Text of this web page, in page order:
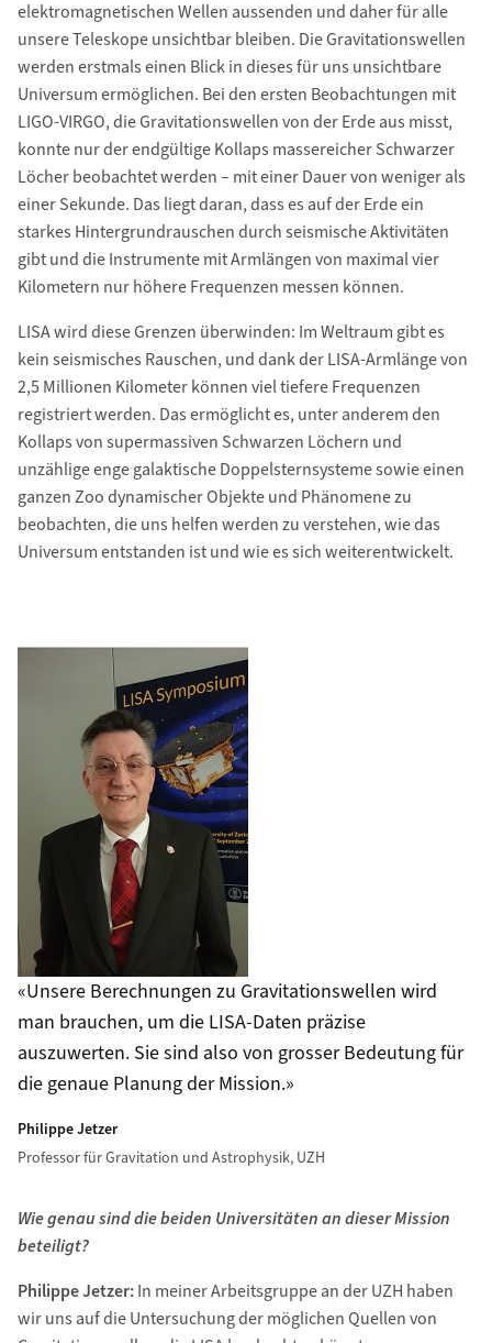
elektromagnetischen Wellen aussenden und daher für alle
unsere Teleskope unsichtbar bleiben. Die Gravitationswellen
werden erstmals einen Blick in dieses für uns unsichtbare
Universum ermöglichen. Bei den ersten Beobachtungen mit
LIGO-VIRGO, die Gravitationswellen von der Erde aus misst,
konnte nur der endgültige Kollaps massereicher Schwarzer
Löcher beobachtet werden – mit einer Dauer von weniger als
einer Sekunde. Das liegt daran, dass es auf der Erde ein
starkes Hintergrundrauschen durch seismische Aktivitäten
gibt und die Instrumente mit Armlängen von maximal vier
Kilometern nur höhere Frequenzen messen können.
LISA wird diese Grenzen überwinden: Im Weltraum gibt es
kein seismisches Rauschen, und dank der LISA-Armlänge von
2,5 Millionen Kilometer können viel tiefere Frequenzen
registriert werden. Das ermöglicht es, unter anderem den
Kollaps von supermassiven Schwarzen Löchern und
unzählige enge galaktische Doppelsternsysteme sowie einen
ganzen Zoo dynamischer Objekte und Phänomene zu
beobachten, die uns helfen werden zu verstehen, wie das
Universum entstanden ist und wie es sich weiterentwickelt.
Unsere Berechnungen zu Gravitationswellen wird
man brauchen, um die LISA-Daten präzise
auszuwerten. Sie sind also von grosser Bedeutung für
die genaue Planung der Mission.
Philippe Jetzer
Professor für Gravitation und Astrophysik, UZH
Wie genau sind die beiden Universitäten an dieser Mission
beteiligt?
Philippe Jetzer:In meiner Arbeitsgruppe an der UZH haben
wir uns auf die Untersuchung der möglichen Quellen von